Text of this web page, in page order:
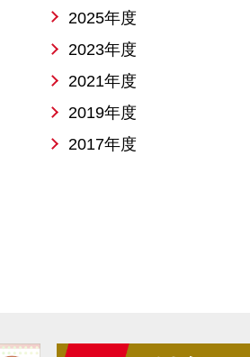
2025年度
2023年度
2021年度
2019年度
2017年度